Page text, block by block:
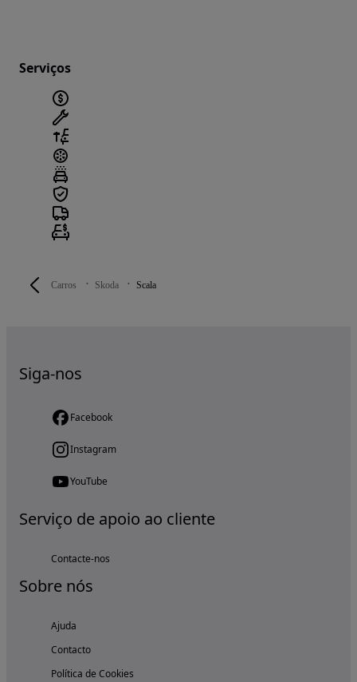
Carros Skoda Scala
Serviços
Siga-nos
Facebook
Instagram
YouTube
Serviço de apoio ao cliente
Contacte-nos
Sobre nós
Ajuda
Contacto
Política de Cookies